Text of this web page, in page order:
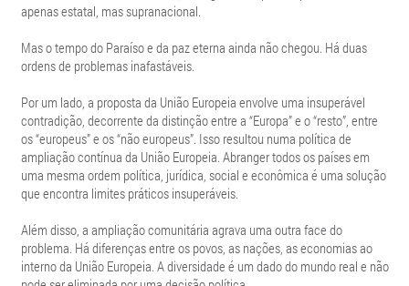
apenas estatal, mas supranacional.
Mas o tempo do Paraíso e da paz eterna ainda não chegou. Há duas
ordens de problemas inafastáveis.
Por um lado, a proposta da União Europeia envolve uma insuperável
contradição, decorrente da distinção entre a “Europa” e o “resto”, entre
os “europeus” e os “não europeus”. Isso resultou numa política de
ampliação contínua da União Europeia. Abranger todos os países em
uma mesma ordem política, jurídica, social e econômica é uma solução
que encontra limites práticos insuperáveis.
Além disso, a ampliação comunitária agrava uma outra face do
problema. Há diferenças entre os povos, as nações, as economias ao
interno da União Europeia. A diversidade é um dado do mundo real e não